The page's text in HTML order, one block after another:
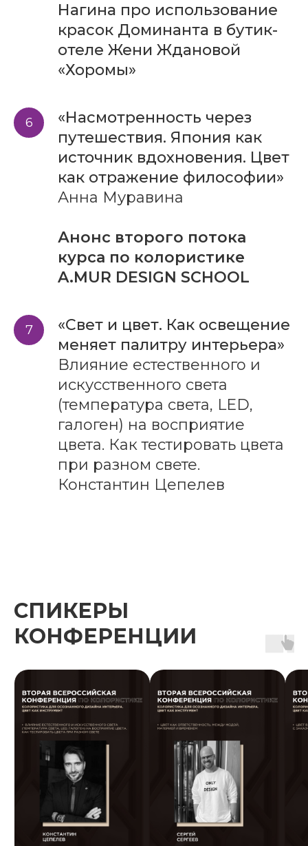
Нагина про использование
красок Доминанта в бутик-
отеле Жени Ждановой
«Хоромы»
«Насмотренность через
путешествия. Япония как
источник вдохновения. Цвет
как отражение философии»
Анна Муравина
Анонс второго потока
курса по колористике
A.MUR DESIGN SCHOOL
«Свет и цвет. Как освещение
меняет палитру интерьера»
Влияние естественного и
искусственного света
(температура света, LED,
галоген) на восприятие
цвета. Как тестировать цвета
при разном свете.
Константин Цепелев
СПИКЕРЫ
КОНФЕРЕНЦИИ